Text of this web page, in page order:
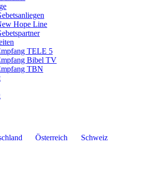
Hope Line
TELE 5
Bibel TV
TBN
Österreich Schweiz